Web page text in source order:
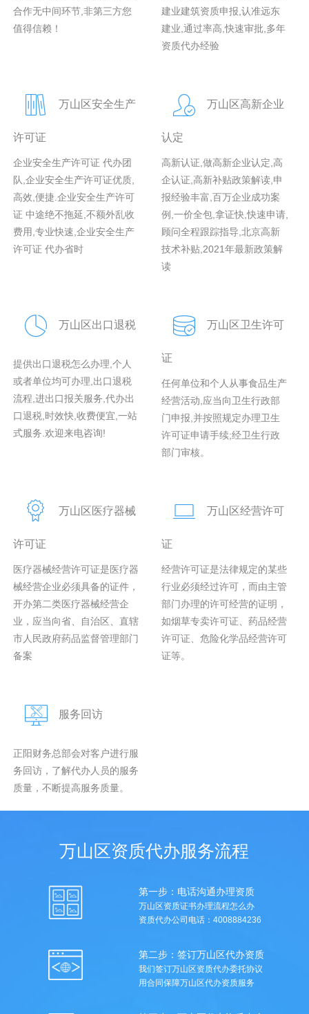
合作无中间环节,非第三方您
值得信赖！
建业建筑资质申报,认准远东
建业,通过率高,快速审批,多年
资质代办经验
万山区安全生产
许可证
企业安全生产许可证 代办团
队,企业安全生产许可证优质,
高效,便捷.企业安全生产许可
证 中途绝不拖延,不额外乱收
费用,专业快速,企业安全生产
许可证 代办省时
万山区高新企业
认定
高新认证,做高新企业认定,高
企认证,高新补贴政策解读,申
报经验丰富,百万企业成功案
例,一价全包,拿证快,快速申请,
顾问全程跟踪指导,北京高新
技术补贴,2021年最新政策解
读
万山区出口退税
提供出口退税怎么办理,个人
或者单位均可办理,出口退税
流程,进出口报关服务,代办出
口退税,时效快,收费便宜,一站
式服务.欢迎来电咨询!
万山区卫生许可
证
任何单位和个人从事食品生产
经营活动,应当向卫生行政部
门申报,并按照规定办理卫生
许可证申请手续;经卫生行政
部门审核。
万山区医疗器械
许可证
医疗器械经营许可证是医疗器
械经营企业必须具备的证件，
开办第二类医疗器械经营企
业，应当向省、自治区、直辖
市人民政府药品监督管理部门
备案
万山区经营许可
证
经营许可证是法律规定的某些
行业必须经过许可，而由主管
部门办理的许可经营的证明，
如烟草专卖许可证、药品经营
许可证、危险化学品经营许可
证等。
服务回访
正阳财务总部会对客户进行服
务回访，了解代办人员的服务
质量，不断提高服务质量。
万山区资质代办服务流程
第一步：电话沟通办理资质
万山区资质证书办理流程怎么办
资质代办公司电话：4008884236
第二步：签订万山区代办资质
我们签订万山区资质代办委托协议
用合同保障万山区代办资质服务